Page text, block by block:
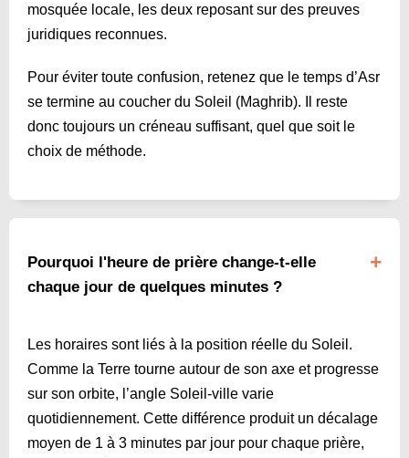
mosquée locale, les deux reposant sur des preuves
juridiques reconnues.
Pour éviter toute confusion, retenez que le temps d’Asr
se termine au coucher du Soleil (Maghrib). Il reste
donc toujours un créneau suffisant, quel que soit le
choix de méthode.
Pourquoi l'heure de prière change-t-elle
chaque jour de quelques minutes ?
Les horaires sont liés à la position réelle du Soleil.
Comme la Terre tourne autour de son axe et progresse
sur son orbite, l’angle Soleil-ville varie
quotidiennement. Cette différence produit un décalage
moyen de 1 à 3 minutes par jour pour chaque prière,